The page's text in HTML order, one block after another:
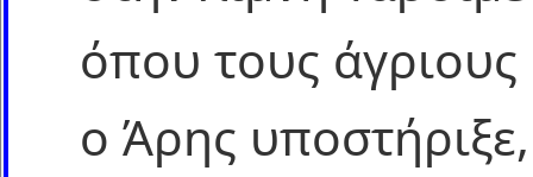
όπου τους
ο Άρης υποστήριξε,